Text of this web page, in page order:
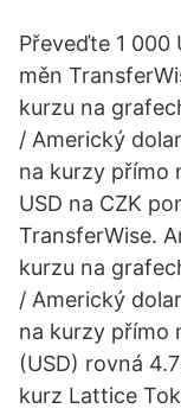
Převeďte 1 000
měn
kurzu na
/ Americký
na kurzy přímo
USD na CZK
TransferWise.
kurzu na
/ Americký
na kurzy přímo
(USD) rovná
kurz Lattice